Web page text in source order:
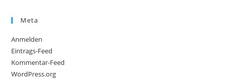
Meta
Anmelden
Eintrags-Feed
Kommentar-Feed
WordPress.org